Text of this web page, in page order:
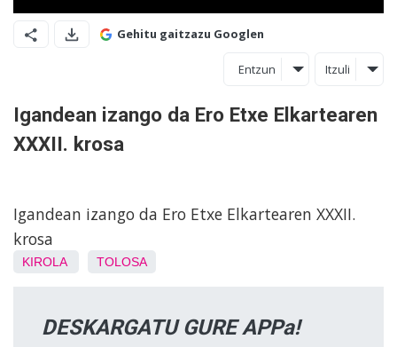
Gehitu gaitzazu Googlen
Entzun Itzuli
Igandean izango da Ero Etxe Elkartearen
XXXII. krosa
Igandean izango da Ero Etxe Elkartearen XXXII.
krosa
KIROLA TOLOSA
DESKARGATU GURE APPa!